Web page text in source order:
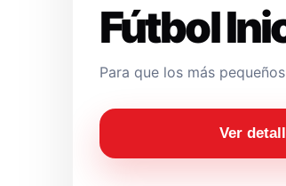
Fútbol
Para que los más
Ver